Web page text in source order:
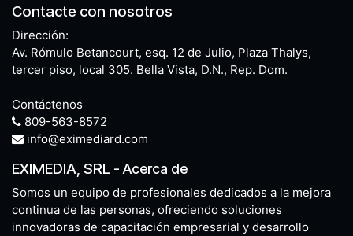
Contacte con nosotros
Dirección:
Av. Rómulo Betancourt, esq. 12 de Julio, Plaza Thalys,
tercer piso, local 305. Bella Vista, D.N., Rep. Dom.
Contáctenos
809-563-8572
info@eximediard.com
EXIMEDIA, SRL -Acerca de
Somos un equipo de profesionales dedicados a la mejora
continua de las personas, ofreciendo soluciones
innovadoras de capacitación empresarial y desarrollo